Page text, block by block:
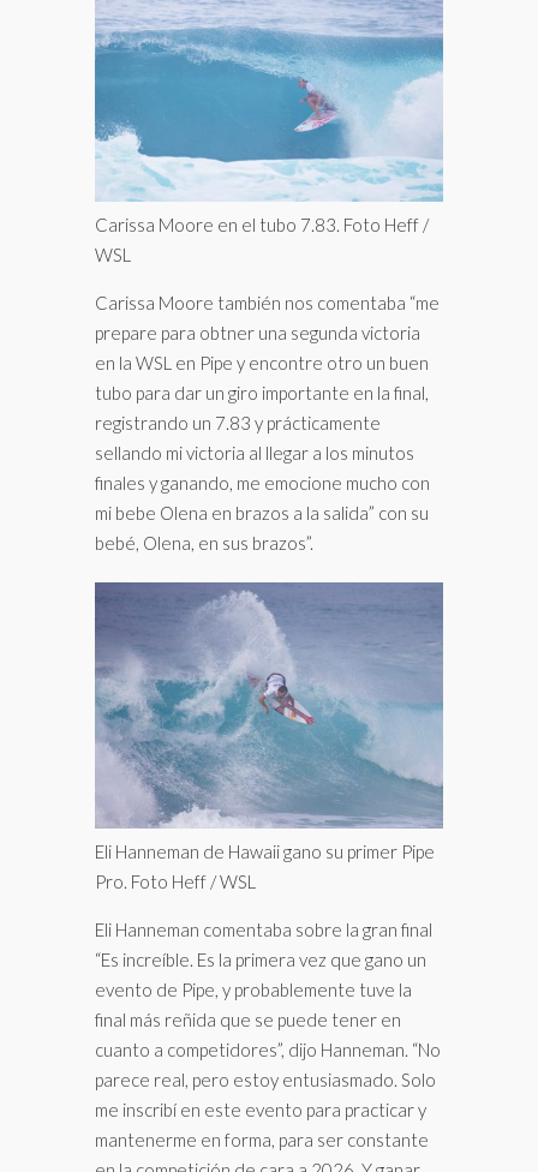
Carissa Moore en el tubo 7.83. Foto Heff /
WSL
Carissa Moore también nos comentaba “me
prepare para obtner una segunda victoria
en la WSL en Pipe y encontre otro un buen
tubo para dar un giro importante en la final,
registrando un 7.83 y prácticamente
sellando mi victoria al llegar a los minutos
finales y ganando, me emocione mucho con
mi bebe Olena en brazos a la salida” con su
bebé, Olena, en sus brazos”.
Eli Hanneman de Hawaii gano su primer Pipe
Pro. Foto Heff / WSL
Eli Hanneman comentaba sobre la gran final
“Es increíble. Es la primera vez que gano un
evento de Pipe, y probablemente tuve la
final más reñida que se puede tener en
cuanto a competidores”, dijo Hanneman. “No
parece real, pero estoy entusiasmado. Solo
me inscribí en este evento para practicar y
mantenerme en forma, para ser constante